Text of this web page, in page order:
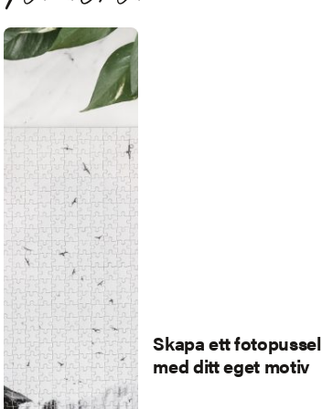
Skapa ett fotopussel
med ditt eget motiv